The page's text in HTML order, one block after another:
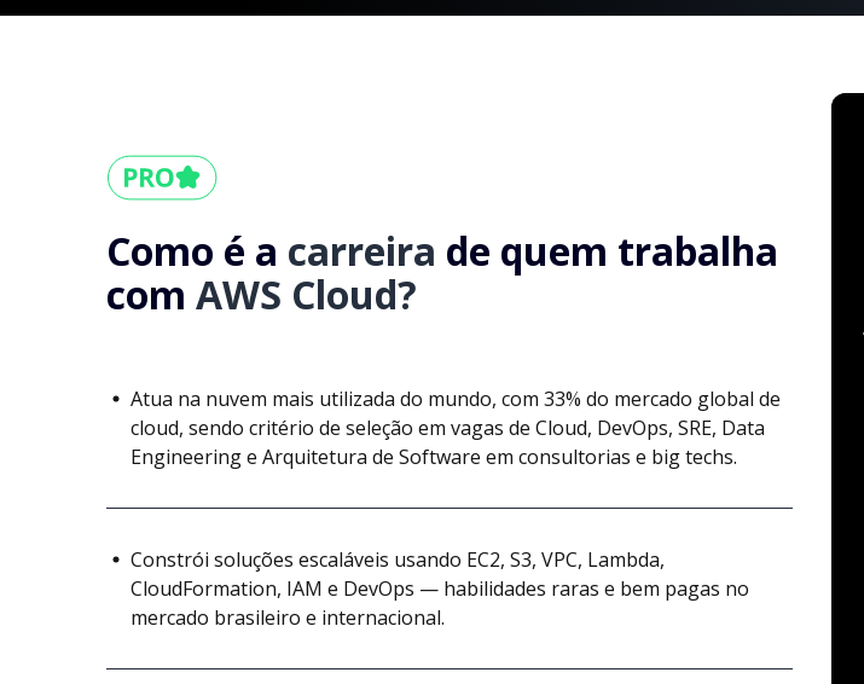
Como é a carreira de quem trabalha
com AWS Cloud?
Atua na nuvem mais utilizada do mundo, com 33% do mercado global de
cloud, sendo critério de seleção em vagas de Cloud, DevOps, SRE, Data
Engineering e Arquitetura de Software em consultorias e big techs.
Constrói soluções escaláveis usando EC2, S3, VPC, Lambda,
CloudFormation, IAM e DevOps — habilidades raras e bem pagas no
mercado brasileiro e internacional.